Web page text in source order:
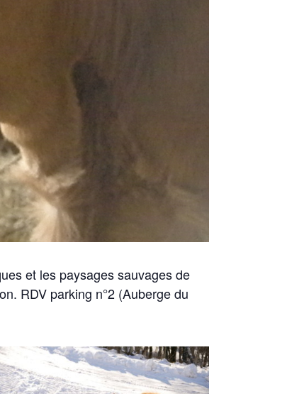
et les paysages sauvages de
RDV parking n°2 (Aubergedu